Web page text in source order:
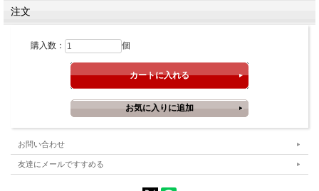
注文
購入数： 個
お問い合わせ
友達にメールですすめる